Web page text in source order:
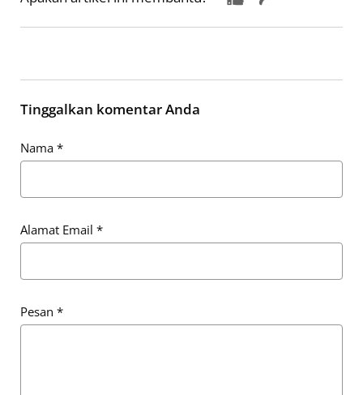
Tinggalkan komentar Anda
Nama *
Alamat Email *
Pesan *